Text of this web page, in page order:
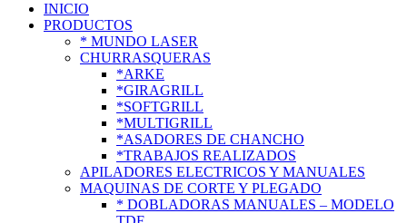
INICIO
PRODUCTOS
* MUNDO LASER
CHURRASQUERAS
*ARKE
*GIRAGRILL
*SOFTGRILL
*MULTIGRILL
*ASADORES DE CHANCHO
*TRABAJOS REALIZADOS
APILADORES ELECTRICOS Y MANUALES
MAQUINAS DE CORTE Y PLEGADO
* DOBLADORAS MANUALES – MODELO